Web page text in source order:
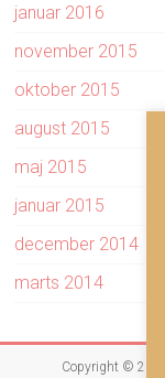
januar 2016
november 2015
oktober 2015
august 2015
maj 2015
januar 2015
december 2014
marts 2014
Copyright © 2026